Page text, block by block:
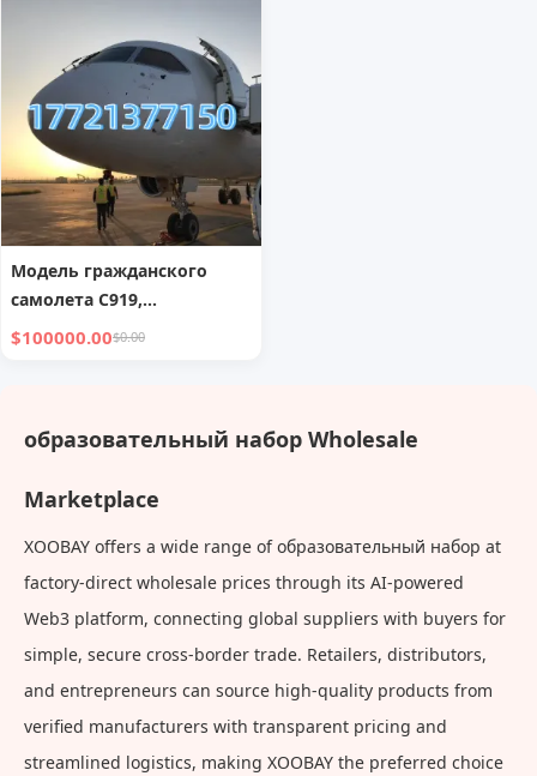
детских игрушек, 8-12
научные и
образовательные
Модель гражданского
самолета C919,
изготовленная из
образовательных
$100000.00$0.00
образовательный набор Wholesale
Marketplace
XOOBAY offers a wide range of образовательный набор at
factory-direct wholesale prices through its AI-powered
Web3 platform, connecting global suppliers with buyers for
simple, secure cross-border trade. Retailers, distributors,
and entrepreneurs can source high-quality products from
verified manufacturers with transparent pricing and
streamlined logistics, making XOOBAY the preferred choice